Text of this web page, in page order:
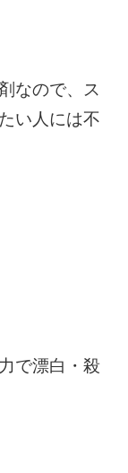
なので、ス
い人には不
で漂白・殺